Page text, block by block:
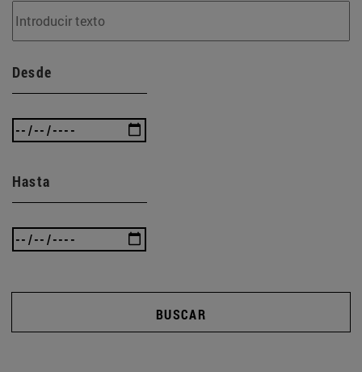
Desde
Hasta
BUSCAR